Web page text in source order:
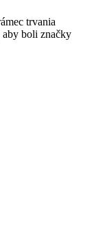
trvania
aby boli značky